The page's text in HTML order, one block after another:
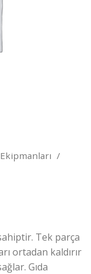
Tek parça
ortadan kaldırır
Gıda